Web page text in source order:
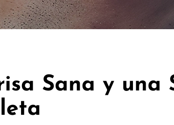
Sana y una